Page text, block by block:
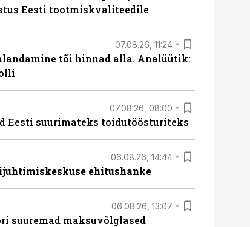
Eesti tootmiskvaliteedile
07.08.26, 11:24
tõi hinnad alla. Analüütik:
07.08.26, 08:00
Eesti suurimateks toidutöösturiteks
06.08.26, 14:44
ehitushanke
06.08.26, 13:07
suuremad maksuvõlglased